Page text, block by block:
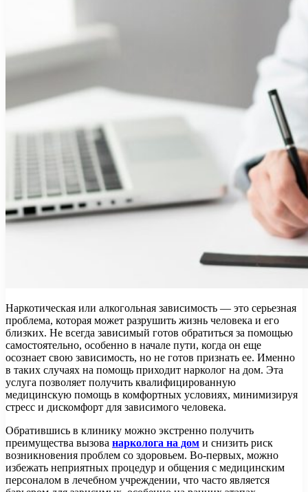
Наркотическая или алкогольная зависимость — это серьезная
проблема, которая может разрушить жизнь человека и его
близких. Не всегда зависимый готов обратиться за помощью
самостоятельно, особенно в начале пути, когда он еще
осознает свою зависимость, но не готов признать ее. Именно
в таких случаях на помощь приходит нарколог на дом. Эта
услуга позволяет получить квалифицированную
медицинскую помощь в комфортных условиях, минимизируя
стресс и дискомфорт для зависимого человека.
Обратившись в клинику можно экстренно получить
преимущества вызова нарколога на дом и снизить риск
возникновения проблем со здоровьем. Во-первых, можно
избежать неприятных процедур и общения с медицинским
персоналом в лечебном учреждении, что часто является